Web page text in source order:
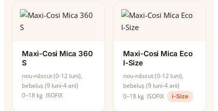
Maxi-Cosi Mica 360
S
nou-născut (0-12 luni),
bebeluș (9 luni-4 ani)
0–18 kg ISOFIX
Maxi-Cosi Mica Eco
I-Size
nou-născut (0-12 luni),
bebeluș (9 luni-4 ani)
0–18 kg ISOFIX i-Size